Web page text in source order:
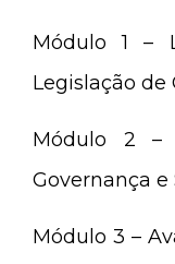
Módulo 1 –
Legislação de
Módulo 2 –
Governança
Módulo 3 –